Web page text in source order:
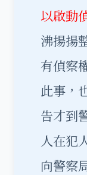
以啟動
沸揚揚
有偵察
此事，
告才到
人在犯
向警察